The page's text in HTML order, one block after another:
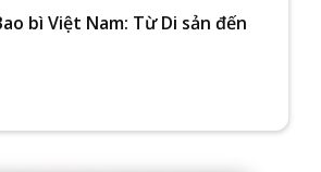
bì Việt Nam: Từ Di sản đến